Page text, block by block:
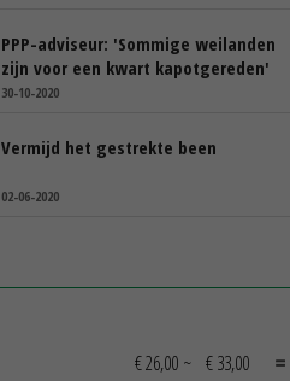
PPP-adviseur: 'Sommige weilanden
zijn voor een kwart kapotgereden'
30-10-2020
Vermijd het gestrekte been
02-06-2020
€ 26,00 ~ € 33,00